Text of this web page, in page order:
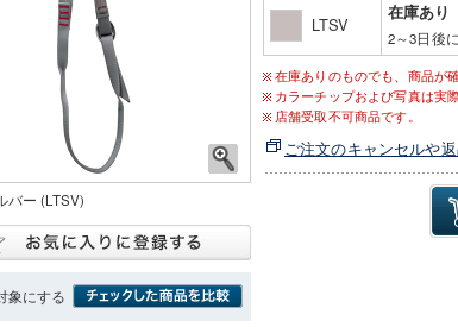
バー (LTSV)
象にする
LTSV
在庫あり
2～3日後
在庫ありのものでも、商品が
カラーチップおよび写真は実
店舗受取不可商品です。
ご注文のキャンセルや